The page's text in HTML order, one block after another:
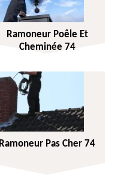
Ramoneur Poêle Et
Cheminée 74
Ramoneur Pas Cher 74